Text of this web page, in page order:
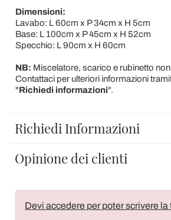
Dimensioni:
Lavabo: L 60cm x P 34cm x H 5cm
Base: L 100cm x P 45cm x H 52cm
Specchio: L 90cm x H 60cm
NB: Miscelatore, scarico e rubinetto
Contattaci per ulteriori informazioni
"Richiedi informazioni".
Richiedi Informazioni
Opinione dei clienti
Devi accedere per poter scrivere la